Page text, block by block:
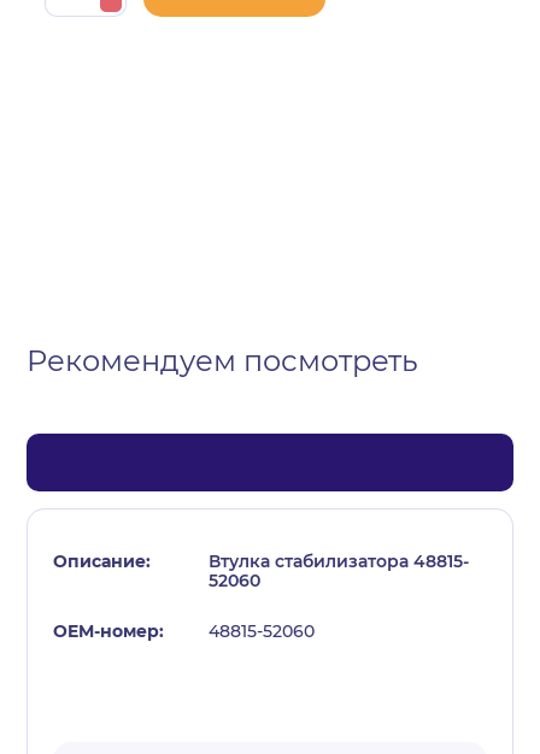
Рекомендуем посмотреть
Втулка стабилизатора 48815-
52060
48815-52060